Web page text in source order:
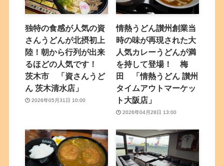
独特の食感が人気の資
さんうどんが北摂初上
陸！朝から行列が出来
るほどの人気です！
茨木市 「資さんうど
ん 茨木清水店」
2026年05月31日 10:00
情熱うどん讃州創業当
時の味が再現された大
人気カレーうどんが満
を持して登場！ 梅
田 「情熱うどん 讃州
タイムアウトマーケッ
ト大阪店」
2026年04月28日 13:00